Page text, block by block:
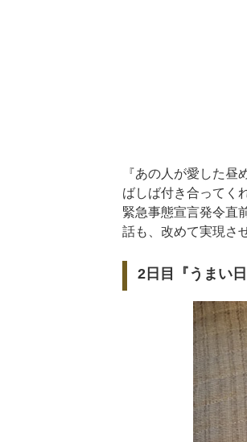
『あの人が愛した
ばしば付き合ってく
緊急事態宣言発令直
話も、改めて実現さ
2日目『うまい